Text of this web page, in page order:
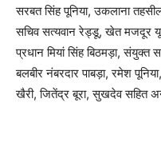
सरबत सिंह पूनिया, उकलाना
सचिव सत्यवान रेड्डू, खेत मजदूर
प्रधान मियां सिंह बिठमड़ा, संयुक्त
बलबीर नंबरदार पाबड़ा, रमेश
खैरी, जितेंद्र बूरा, सुखदेव सहित